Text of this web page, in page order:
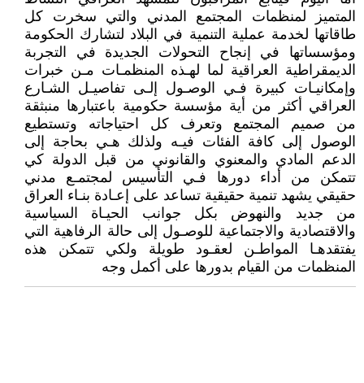
المتميز لمنظمات المجتمع المدني والتي سخرت كل
طاقاتها لخدمة عملية التنمية في البلاد لتشارك الحكومة
ومؤسساتها في إنجاح التحولات الجديدة في التجربة
الديمقراطية العراقية لما لهـذه المنظمـات مـن خبرات
وإمكانيـات كبيرة فـي الوصـول إلـى تفاصيـل الشـارع
العراقي أكثر من أية مؤسسة حكومية باعتبارها منبثقة
من صميم المجتمع وتعرف كل احتياجاته وتستطيع
الوصول إلى كافة الفئات فيـه ولذلك هـي بحاجة إلى
الدعم المادي والمعنوي والقانوني من قبل الدولة كي
تتمكن من أداء دورها فـي التأسيس لمجتمـع مدني
حقيقي يشهد تنمية حقيقية تساعد على إعـادة بنـاء العراق
من جديد والنهوض بكل جوانب الحيـاة السياسية
والاقتصادية والاجتماعية للوصـول إلى حالة الرفاهية التي
يفتقدهـا المواطـن لعقـود طويلة ولكي تتمكن هذه
المنظمات من القيام بدورها على أكمل وجه